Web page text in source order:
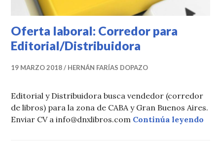
Oferta laboral: Corredor para
Editorial/Distribuidora
19 MARZO 2018 HERNÁN FARÍAS DOPAZO
Editorial y Distribuidora busca vendedor (corredor
de libros) para la zona de CABA y Gran Buenos Aires.
Enviar CV a info@dnxlibros.com Continúa leyendo